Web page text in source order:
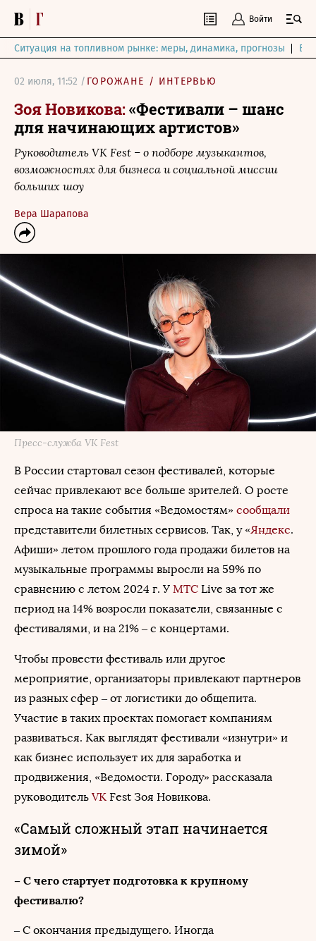
Войти
Ситуация на топливном рынке: меры, динамика, прогнозы
02 июля, 11:52 / ГОРОЖАНЕ / ИНТЕРВЬЮ
Зоя Новикова:«Фестивали – шанс
для начинающих артистов»
Руководитель VK Fest – о подборе музыкантов,
возможностях для бизнеса и социальной миссии
больших шоу
Вера Шарапова
Пресс-служба VK Fest
В России стартовал сезон фестивалей, которые
сейчас привлекают все больше зрителей. О росте
спроса на такие события «Ведомостям» сообщали
представители билетных сервисов. Так, у «Яндекс.
Афиши» летом прошлого года продажи билетов на
музыкальные программы выросли на 59% по
сравнению с летом 2024 г. У МТС Live за тот же
период на 14% возросли показатели, связанные с
фестивалями, и на 21% – с концертами.
Чтобы провести фестиваль или другое
мероприятие, организаторы привлекают партнеров
из разных сфер – от логистики до общепита.
Участие в таких проектах помогает компаниям
развиваться. Как выглядят фестивали «изнутри» и
как бизнес использует их для заработка и
продвижения, «Ведомости. Городу» рассказала
руководитель VK Fest Зоя Новикова.
«Самый сложный этап начинается
зимой»
– С чего стартует подготовка к крупному
фестивалю?
– С окончания предыдущего. Иногда